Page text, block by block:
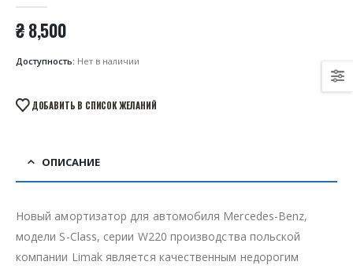
₴8,500
Доступность: Нет в наличии
ДОБАВИТЬ В СПИСОК ЖЕЛАНИЙ
ОПИСАНИЕ
Новый амортизатор для автомобиля Mercedes-Benz,
модели S-Class, серии W220 производства польской
компании Limak является качественным недорогим